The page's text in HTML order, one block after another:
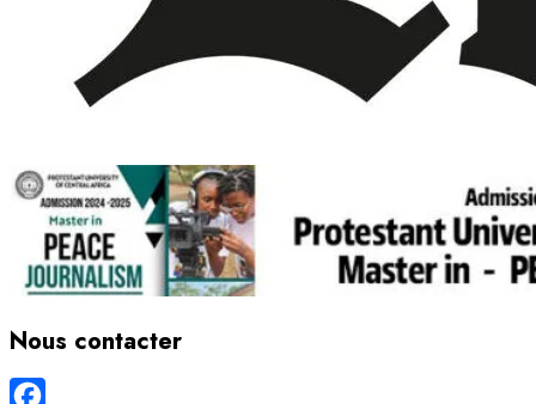
Nous contacter